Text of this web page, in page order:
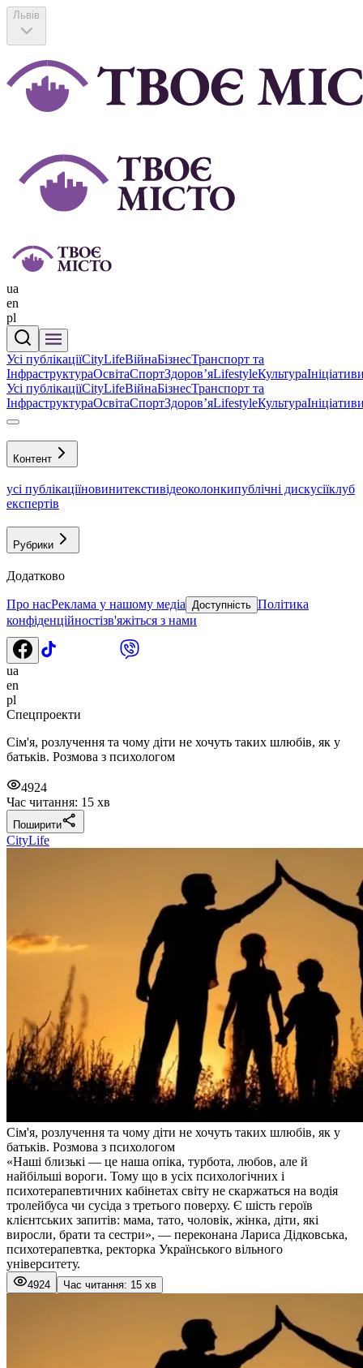
Львів
ua
en
pl
Усі публікаціїCityLifeВійнаБізнесТранспорт та
ІнфраструктураОсвітаСпортЗдоровʼяLifestyleКультура
Усі публікаціїCityLifeВійнаБізнесТранспорт та
ІнфраструктураОсвітаСпортЗдоровʼяLifestyleКультура
Контент
усі публікаціїновинитекстивідеоколонкипублічні дискусіїклуб
експертів
Рубрики
Додатково
Про насРеклама у нашому медіа Доступність Політика
конфіденційностізв'яжіться з нами
ua
en
pl
Спецпроекти
Сім'я, розлучення та чому діти не хочуть таких шлюбів, як у
батьків. Розмова з психологом
4924
Час читання: 15 хв
Поширити
CityLife
Сім'я, розлучення та чому діти не хочуть таких шлюбів, як у
батьків. Розмова з психологом
«Наші близькі — це наша опіка, турбота, любов, але й
найбільші вороги. Тому що в усіх психологічних і
психотерапевтичних кабінетах світу не скаржаться на водія
тролейбуса чи сусіда з третього поверху. Є шість героїв
клієнтських запитів: мама, тато, чоловік, жінка, діти, які
виросли, брати та сестри», — переконана Лариса Дідковська,
психотерапевтка, ректорка Українського вільного
університету.
4924 Час читання: 15 хв